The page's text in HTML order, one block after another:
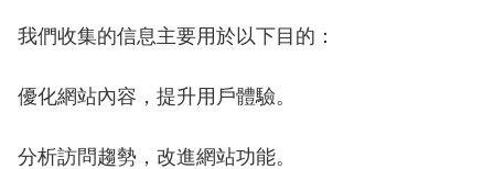
我們收集的信息主要用於以下目的：
優化網站內容，提升用戶體驗。
分析訪問趨勢，改進網站功能。